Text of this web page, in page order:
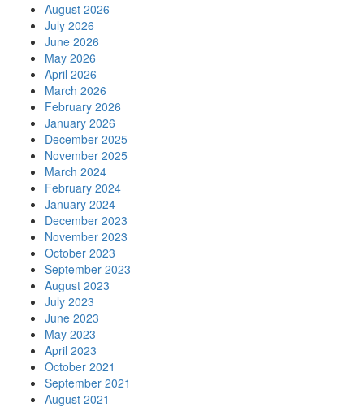
August 2026
July 2026
June 2026
May 2026
April 2026
March 2026
February 2026
January 2026
December 2025
November 2025
March 2024
February 2024
January 2024
December 2023
November 2023
October 2023
September 2023
August 2023
July 2023
June 2023
May 2023
April 2023
October 2021
September 2021
August 2021